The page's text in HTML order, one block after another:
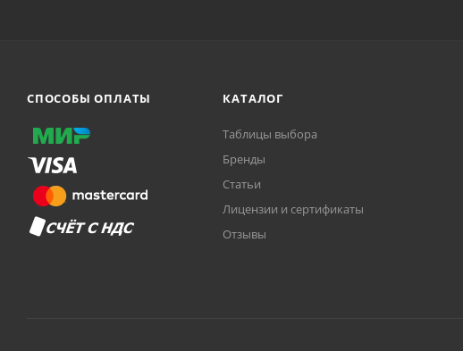
СПОСОБЫ ОПЛАТЫ КАТАЛОГ
Таблицы выбора
Бренды
Статьи
Лицензии и сертификаты
Отзывы